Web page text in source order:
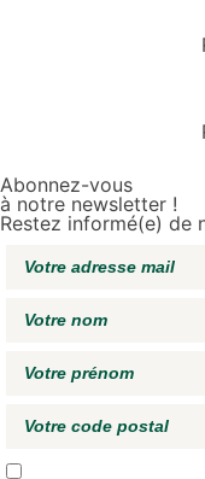
Abonnez-vous
à notre newsletter !
Restez informé(e) de